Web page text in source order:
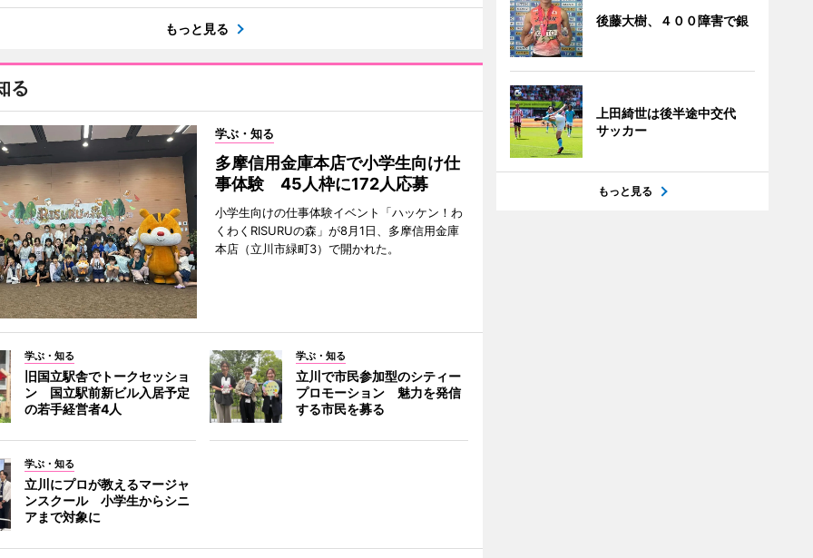
もっと見る
る
学ぶ・知る
多摩信用金庫本店で小学生向け仕
事体験 45人枠に172人応募
小学生向けの仕事体験イベント「ハッケン！わ
くわくRISURUの森」が8月1日、多摩信用金庫
本店（立川市緑町3）で開かれた。
学ぶ・知る
旧国立駅舎でトークセッショ
ン 国立駅前新ビル入居予定
の若手経営者4人
学ぶ・知る
立川で市民参加型のシティー
プロモーション 魅力を発信
する市民を募る
学ぶ・知る
立川にプロが教えるマージャ
ンスクール 小学生からシニ
アまで対象に
後藤大樹、４００障害で銀
上田綺世は後半途中交代
サッカー
もっと見る